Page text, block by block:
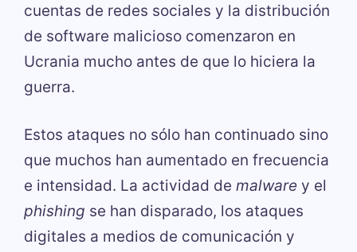
cuentas de redes sociales y la distribución
de software malicioso comenzaron en
Ucrania mucho antes de que lo hiciera la
guerra.
Estos ataques no sólo han continuado sino
que muchos han aumentado en frecuencia
e intensidad. La actividad de malware y el
phishing se han disparado, los ataques
digitales a medios de comunicación y